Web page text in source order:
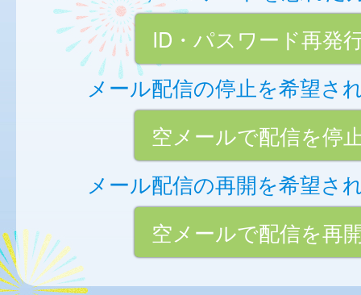
ID・パスワード再発
メール配信の停止を希望さ
空メールで配信を停
メール配信の再開を希望さ
空メールで配信を再